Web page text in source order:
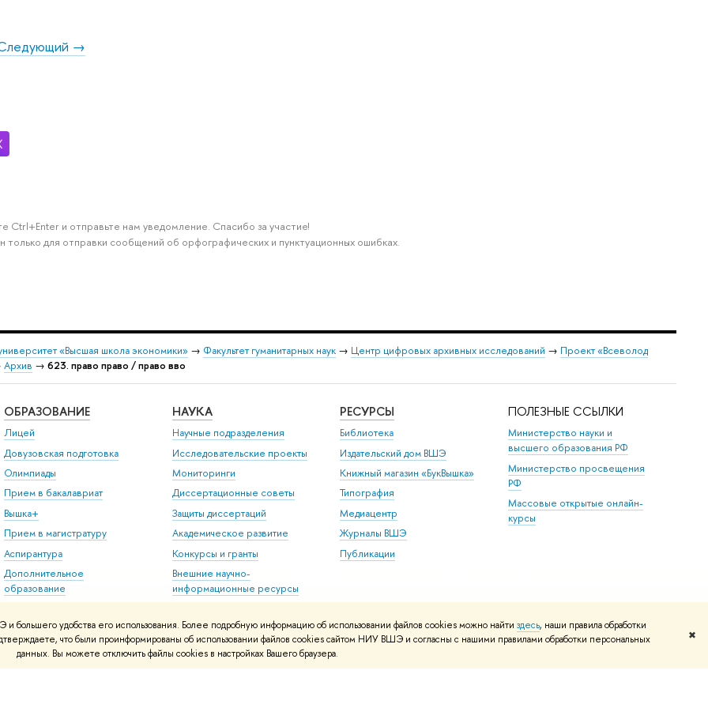
удобства его использования. Более подробную информацию об использовании файлов cookies можно найти здесь, наши правила обработки
что были проинформированы об использовании файлов cookies сайтом НИУ ВШЭ и согласны с нашими правилами обработки персональных
данных. Вы можете отключить файлы cookies в настройках Вашего браузера.
✖
→
Ctrl+Enter и отправьте нам уведомление. Спасибо за участие!
только для отправки сообщений об орфографических и пунктуационных ошибках.
«Высшая школа экономики» → Факультет гуманитарных наук → Центр цифровых архивных исследований → Проект «Всеволод
Архив → 623. право право / право вво
ОБРАЗОВАНИЕ
Лицей
Довузовская подготовка
Олимпиады
Прием в бакалавриат
Вышка+
Прием в магистратуру
Аспирантура
Дополнительное
образование
Бизнес-инкубатор ВШЭ
Образовательные
НАУКА
Научные подразделения
Исследовательские проекты
Мониторинги
Диссертационные советы
Защиты диссертаций
Академическое развитие
Конкурсы и гранты
Внешние научно-
информационные ресурсы
РЕСУРСЫ
Библиотека
Издательский дом ВШЭ
Книжный магазин «БукВышка»
Типография
Медиацентр
Журналы ВШЭ
Публикации
ПОЛЕЗНЫЕ ССЫЛКИ
Министерство науки и
высшего образования РФ
Министерство просвещения
РФ
Массовые открытые онлайн-
курсы